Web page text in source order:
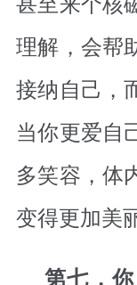
理解，会帮
接纳自己，
当你更爱自
多笑容，体
变得更加美
第七，